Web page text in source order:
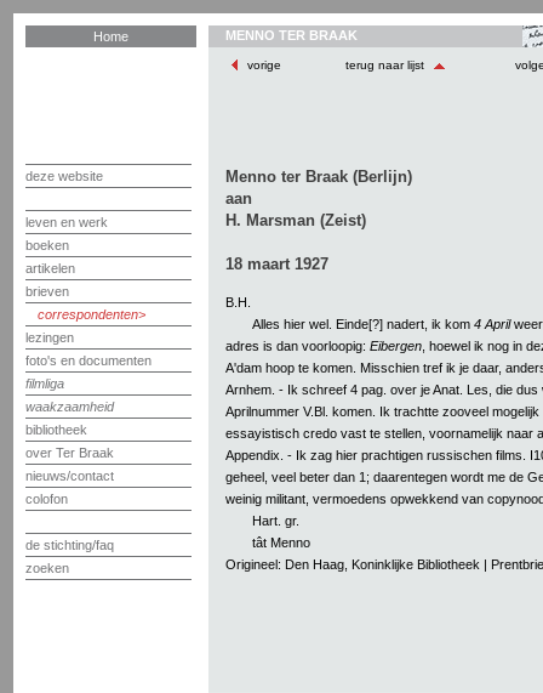
Home
deze website
leven en werk
boeken
artikelen
brieven
correspondenten
lezingen
foto's en documenten
filmliga
waakzaamheid
bibliotheek
over Ter Braak
nieuws/contact
colofon
de stichting/faq
zoeken
MENNO TER BRAAK
vorige terug naar lijst
Menno ter Braak (Berlijn)
aan
H. Marsman (Zeist)
18 maart 1927
B.H.
Alles hier wel. Einde[?] nadert, ik kom 4 Aprilweer
adres is dan voorloopig: Eibergen , hoewel ik nog in
A'dam hoop te komen. Misschien tref ik je daar,
Arnhem. - Ik schreef 4 pag. over je Anat. Les, die dus
Aprilnummer V.Bl. komen. Ik trachtte zooveel mogelijk
essayistisch credo vast te stellen, voornamelijk naar
Appendix. - Ik zag hier prachtigen russischen films.
geheel, veel beter dan 1; daarentegen wordt me de
weinig militant, vermoedens opwekkend van
Hart. gr.
tât Menno
Origineel: Den Haag, Koninklijke Bibliotheek |